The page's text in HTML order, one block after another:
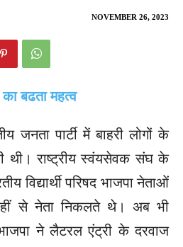
NOVEMBER 26, 2023
जनता पार्टी में बाहरी लोगों के
थी। राष्ट्रीय स्वंयसेवक संघ के
विद्यार्थी परिषद भाजपा नेताओं
से नेता निकलते थे। अब भी
ने लैटरल एंट्री के दरवाज